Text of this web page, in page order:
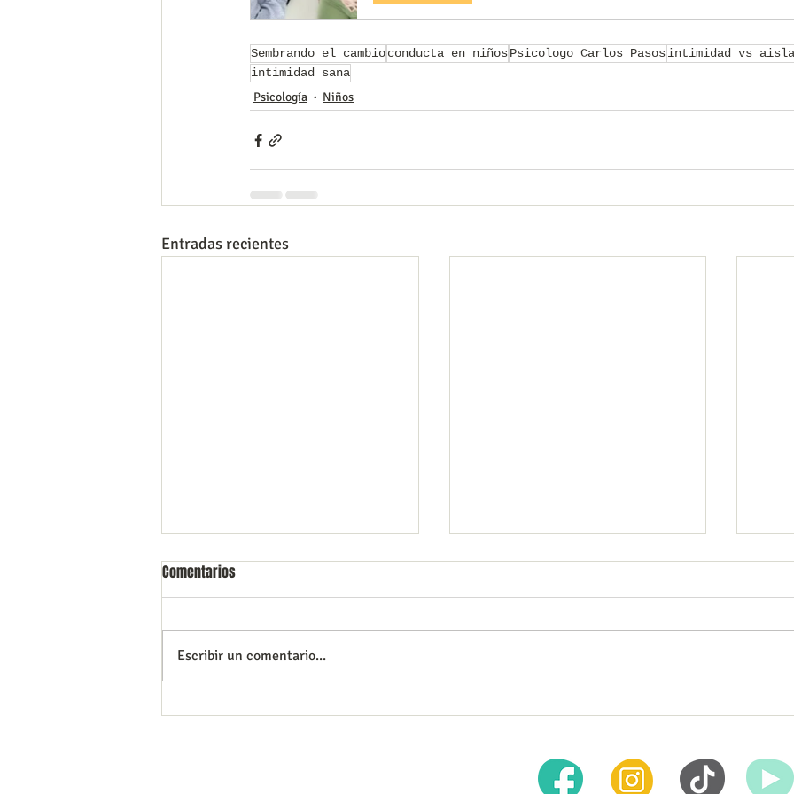
Sembrando el cambioconducta en niñosPsicologo Carlos Pasosintimidad vs
intimidad sana
Psicología Niños
Entradas recientes
La importancia del diagnóstico
Importancia del Trabajo
Tratamiento de Trastornos:
Psiquiatría y Psicología
Comentarios
Escribir un comentario...